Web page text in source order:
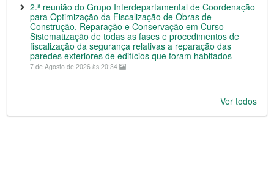
2.ª reunião do Grupo Interdepartamental de Coordenação
para Optimização da Fiscalização de Obras de
Construção, Reparação e Conservação em Curso
Sistematização de todas as fases e procedimentos de
fiscalização da segurança relativas a reparação das
paredes exteriores de edifícios que foram habitados
7 de Agosto de 2026 às 20:34
Ver todos